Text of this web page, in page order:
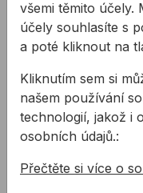
Ke stažení
KBÚ DOWSIL 993
DOWSIL 993
KAL ALLMEDIA
Katalóg silikónov
SAAP OTTOSEAL
Seznam
všemi těmito účely.
účely souhlasíte s
a poté kliknout na
Kliknutím sem si
našem používání
technologií, jakož i
osobních údajů.:
Přečtěte si více o